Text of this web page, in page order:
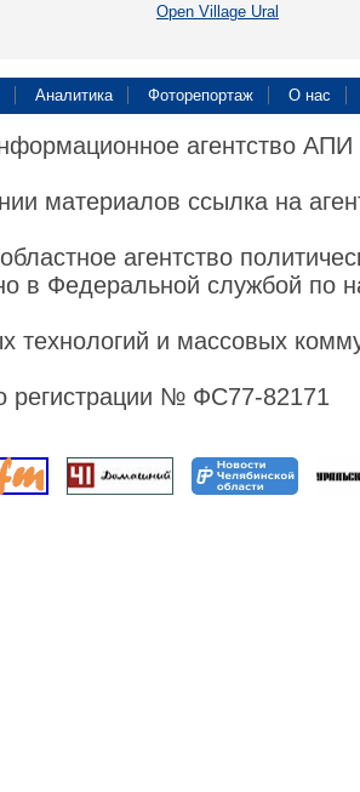
Open Village Ural
Аналитика Фоторепортаж О нас
агентство
материалов ссылка на
агентство
в Федеральной службой по
технологий и массовых
регистрации № ФС77-82171